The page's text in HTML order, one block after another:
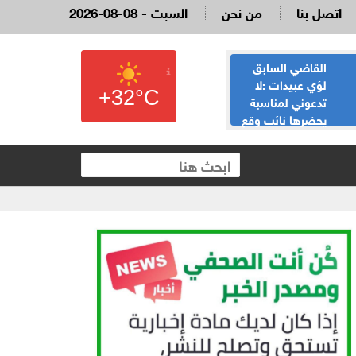
2026-08-08 - السبت من نحن اتصل بنا
القاضي السابق
لؤي عبيدات :لا
تدعوني لمناسبة
يحضرها نائب وقع
الحياصات ينفي
صحة انباء صدور
نتائج الثانوية العامة
غدا الخميس
+32°C